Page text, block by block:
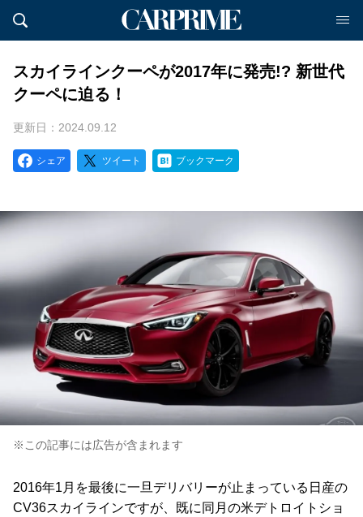
スカイラインクーペが2017年に発売!? 新世代
クーペに迫る！
更新日：2024.09.12
シェア ツイート ブックマーク
※この記事には広告が含まれます
2016年1月を最後に一旦デリバリーが止まっている日産の
CV36スカイラインですが、既に同月の米デトロイトショ